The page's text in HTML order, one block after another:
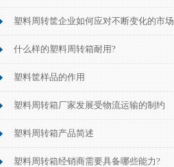
塑料周转筐企业如何应对不断变化的市场
什么样的塑料周转箱耐用?
塑料筐样品的作用
塑料周转箱厂家发展受物流运输的制约
塑料周转箱产品简述
塑料周转箱经销商需要具备哪些能力?